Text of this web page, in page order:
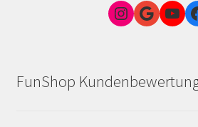
Instagram
Google Link zum FunShop Wien
FunShop